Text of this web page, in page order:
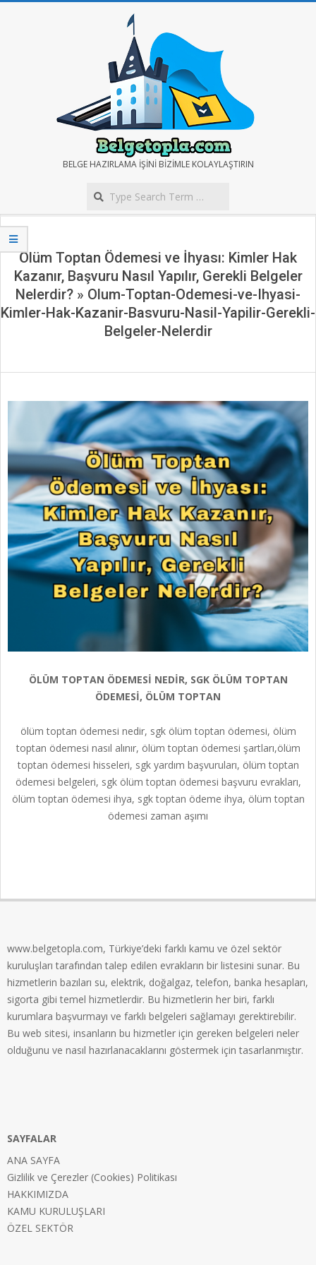
BELGE
TOPLA
BELGE HAZIRLAMA IŞINI BIZIMLE KOLAYLAŞTIRIN
Navigation
MenuÖlüm Toptan Ödemesi ve İhyası: Kimler Hak
Kazanır, Başvuru Nasıl Yapılır, Gerekli Belgeler
Nelerdir? » Olum-Toptan-Odemesi-ve-Ihyasi-
Kimler-Hak-Kazanir-Basvuru-Nasil-Yapilir-Gerekli-
Belgeler-Nelerdir
ÖLÜM TOPTAN ÖDEMESI NEDIR, SGK ÖLÜM TOPTAN
ÖDEMESI, ÖLÜM TOPTAN
ölüm toptan ödemesi nedir, sgk ölüm toptan ödemesi, ölüm
toptan ödemesi nasıl alınır, ölüm toptan ödemesi şartları,ölüm
toptan ödemesi hisseleri, sgk yardım başvuruları, ölüm toptan
ödemesi belgeleri, sgk ölüm toptan ödemesi başvuru evrakları,
ölüm toptan ödemesi ihya, sgk toptan ödeme ihya, ölüm toptan
ödemesi zaman aşımı
www.belgetopla.com, Türkiye’deki farklı kamu ve özel sektör
kuruluşları tarafından talep edilen evrakların bir listesini sunar. Bu
hizmetlerin bazıları su, elektrik, doğalgaz, telefon, banka hesapları,
sigorta gibi temel hizmetlerdir. Bu hizmetlerin her biri, farklı
kurumlara başvurmayı ve farklı belgeleri sağlamayı gerektirebilir.
Bu web sitesi, insanların bu hizmetler için gereken belgeleri neler
olduğunu ve nasıl hazırlanacaklarını göstermek için tasarlanmıştır.
SAYFALAR
ANA SAYFA
Gizlilik ve Çerezler (Cookies) Politikası
HAKKIMIZDA
KAMU KURULUŞLARI
ÖZEL SEKTÖR